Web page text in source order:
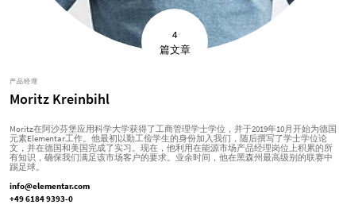
4
篇文章
产品经理
Moritz Kreinbihl
Moritz在阿沙芬堡应用科学大学获得了工商管理学士学位，并于2019年10月开始为德国
元素Elementar工作。他最初以勤工俭学生的身份加入我们，随后撰写了学士学位论
文，并在德国和美国完成了实习。现在，他利用在能源市场产品经理岗位上积累的所
有知识，确保我们满足该市场客户的要求。业余时间，他在黑森州最高级别的联赛中
踢足球。
info@elementar.com
+49 6184 9393-0